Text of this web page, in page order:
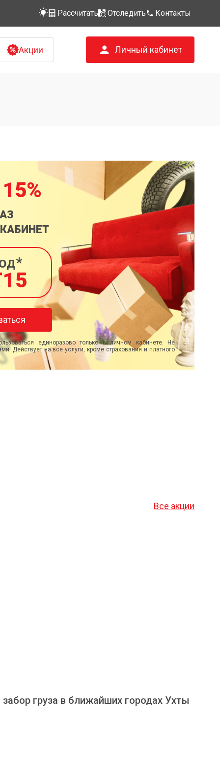
Рассчитать Отследить Контакты
Акции Личный кабинет
единоразово только в личном кабинете. Не
Действует на все услуги, кроме страхования и платного
Все акции
груза в ближайших городах Ухты